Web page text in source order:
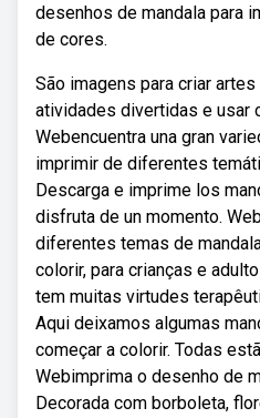
desenhos de mandala para
de cores.
São imagens para criar
atividades divertidas e usar
Webencuentra una gran
imprimir de diferentes
Descarga e imprime los
disfruta de un momento.
diferentes temas de
colorir, para crianças e
tem muitas virtudes
Aqui deixamos algumas
começar a colorir. Todas
Webimprima o desenho de
Decorada com borboleta,